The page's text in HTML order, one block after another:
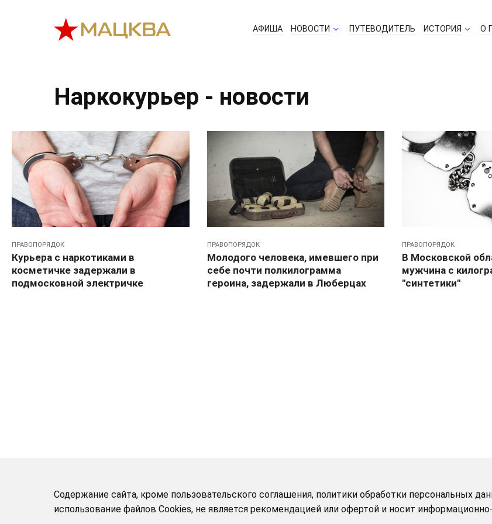
АФИША НОВОСТИ ПУТЕВОДИТЕЛЬ ИСТОРИЯ О
Наркокурьер - новости
ПРАВОПОРЯДОК
Курьера с наркотиками в
косметичке задержали в
подмосковной электричке
ПРАВОПОРЯДОК
Молодого человека, имевшего при
себе почти полкилограмма
героина, задержали в Люберцах
ПРАВОПОРЯДОК
В Московской
мужчина с
"синтетики"
Содержание сайта, кроме пользовательского соглашения, политики обработки персональных
использование файлов Cookies, не является рекомендацией или офертой и носит